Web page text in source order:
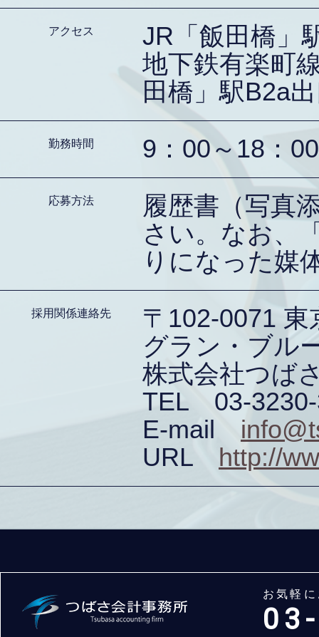
アクセス
JR「飯田橋」
地下鉄有楽町
田橋」駅B2a
勤務時間 9：00～18：00
応募方法
履歴書（写真
さい。なお、
りになった媒
採用関係連絡先
〒102-0071
グラン・ブル
株式会社つば
TEL 03-3230-
E-mail
URL
http://
お気軽